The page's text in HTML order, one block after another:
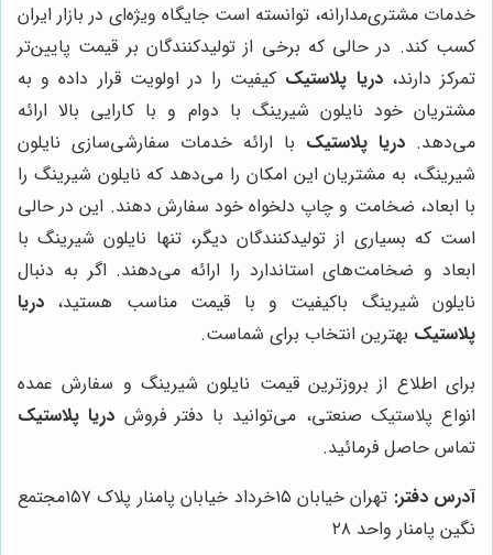
خدمات مشتری‌مدارانه، توانسته است جایگاه ویژه‌ای در بازار ایران
کسب کند. در حالی که برخی از تولیدکنندگان بر قیمت پایین‌تر
تمرکز دارند،دریا پلاستیک کیفیت را در اولویت قرار داده و به
مشتریان خود نایلون شیرینگ با دوام و با کارایی بالا ارائه
می‌دهد. دریا پلاستیک با ارائه خدمات سفارشی‌سازی نایلون
شیرینگ، به مشتریان این امکان را می‌دهد که نایلون شیرینگ را
با ابعاد، ضخامت و چاپ دلخواه خود سفارش دهند. این در حالی
است که بسیاری از تولیدکنندگان دیگر، تنها نایلون شیرینگ با
ابعاد و ضخامت‌های استاندارد را ارائه می‌دهند. اگر به دنبال
نایلون شیرینگ باکیفیت و با قیمت مناسب هستید، دریا
پلاستیک بهترین انتخاب برای شماست.
برای اطلاع از بروزترین قیمت نایلون شیرینگ و سفارش عمده
انواع پلاستیک صنعتی، می‌توانید با دفتر فروش دریا پلاستیک
تماس حاصل فرمائید.
آدرس دفتر:
تهران خیابان ۱۵خرداد خیابان پامنار پلاک ۱۵۷مجتمع
نگین پامنار واحد ۲۸